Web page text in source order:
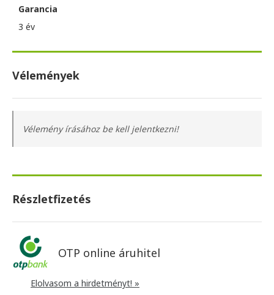
Garancia
3 év
Vélemények
Vélemény írásához be kell jelentkezni!
Részletfizetés
OTP online áruhitel
Elolvasom a hirdetményt! »